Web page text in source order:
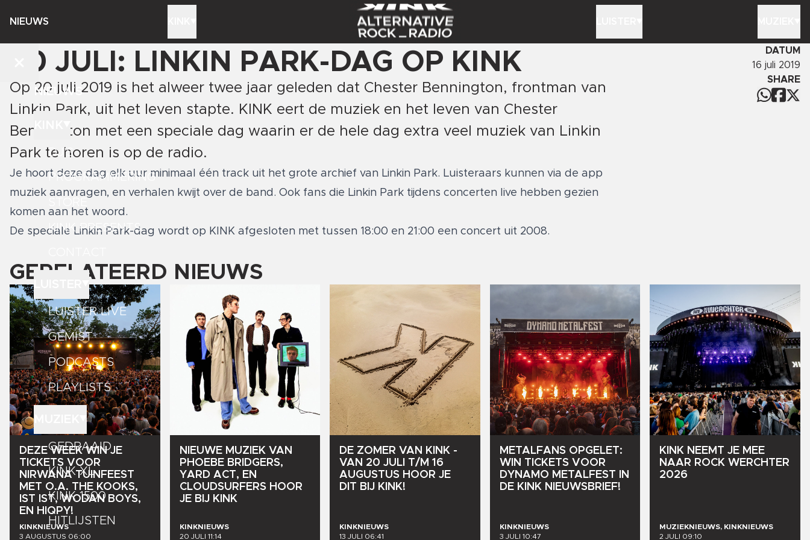
NIEUWS
NIEUWS
DJ'S
PROGRAMMERING
KINK PRESENTS
LUISTER LIVE
GEMIST
PODCASTS
PLAYLISTS
GEDRAAID
KINK XL
KINK 1500
HITLIJSTEN
20 JULI: LINKIN PARK-DAG OP KINK
Op 20 juli 2019 is het alweer twee jaar geleden dat Chester Bennington, frontman van
Linkin Park, uit het leven stapte. KINK eert de muziek en het leven van Chester
Bennington met een speciale dag waarin er de hele dag extra veel muziek van Linkin
Park te horen is op de radio.
Je hoort deze dag elk uur minimaal één track uit het grote archief van Linkin Park. Luisteraars kunnen via de app
muziek aanvragen, en verhalen kwijt over de band. Ook fans die Linkin Park tijdens concerten live hebben gezien
komen aan het woord.
De speciale Linkin Park-dag wordt op KINK afgesloten met tussen 18:00 en 21:00 een concert uit 2008.
DATUM
16 juli 2019
SHARE
GERELATEERD NIEUWS
DEZE WEEK WIN JE
TICKETS VOOR
NIRWANA TUINFEEST
MET O.A. THE KOOKS,
IST IST, WODAN BOYS,
EN
HIQPY!
KINKNIEUWS
3 AUGUSTUS 06:00
NIEUWE MUZIEK VAN
PHOEBE BRIDGERS,
YARD ACT, EN
CLOUDSURFERS HOOR
JE BIJ KINK
KINKNIEUWS
20 JULI 11:14
DE ZOMER VAN KINK -
VAN 20 JULI T/M 16
AUGUSTUS HOOR JE
DIT BIJ KINK!
KINKNIEUWS
13 JULI 06:41
METALFANS OPGELET:
WIN TICKETS VOOR
DYNAMO METALFEST
IN
DE KINK NIEUWSBRIEF!
KINKNIEUWS
3 JULI 10:47
KINK NEEMT JE MEE
NAAR ROCK WERCHTER
2026
MUZIEKNIEUWS, KINKNIEUWS
2 JULI 09:10